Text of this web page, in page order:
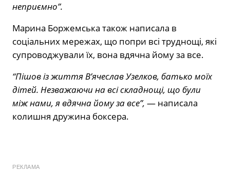
неприємно”.
Марина Боржемська також написала в
соціальних мережах, що попри всі труднощі, які
супроводжували їх, вона вдячна йому за все.
“Пішов із життя В’ячеслав Узелков, батько моїх
дітей. Незважаючи на всі складнощі, що були
між нами, я вдячна йому за все”, — написала
колишня дружина боксера.
РЕКЛАМА